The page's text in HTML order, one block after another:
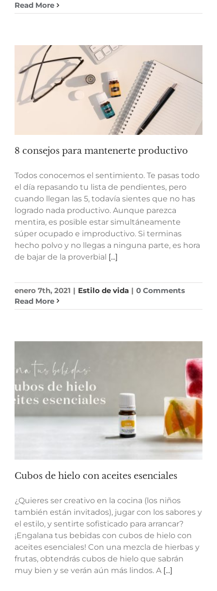
Read More
8 consejos para mantenerte productivo
Todos conocemos el sentimiento. Te pasas todo
el día repasando tu lista de pendientes, pero
cuando llegan las 5, todavía sientes que no has
logrado nada productivo. Aunque parezca
mentira, es posible estar simultáneamente
súper ocupado e improductivo. Si terminas
hecho polvo y no llegas a ninguna parte, es hora
de bajar de la proverbial [...]
enero 7th, 2021 | Estilo de vida | 0 Comments
Read More
Cubos de hielo con aceites esenciales
¿Quieres ser creativo en la cocina (los niños
también están invitados), jugar con los sabores y
el estilo, y sentirte sofisticado para arrancar?
¡Engalana tus bebidas con cubos de hielo con
aceites esenciales! Con una mezcla de hierbas y
frutas, obtendrás cubos de hielo que sabrán
muy bien y se verán aún más lindos. A [...]